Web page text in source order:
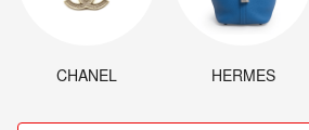
CHANEL HERMES